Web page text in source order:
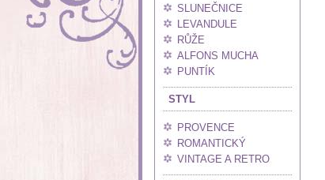
SLUNEČNICE
LEVANDULE
RŮŽE
ALFONS MUCHA
PUNTÍK
STYL
PROVENCE
ROMANTICKÝ
VINTAGE A RETRO